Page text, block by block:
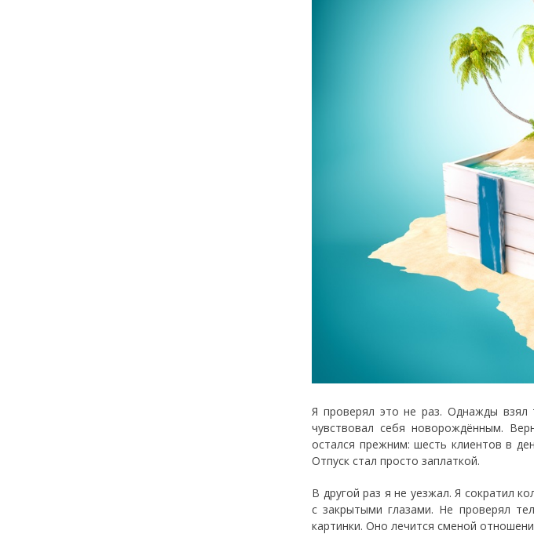
Я проверял это не раз. Однажды взял
чувствовал себя новорождённым.
остался прежним: шесть клиентов в
Отпуск стал просто заплаткой.
В другой раз я не уезжал. Я сократил
с закрытыми глазами. Не проверял
картинки. Оно лечится сменой